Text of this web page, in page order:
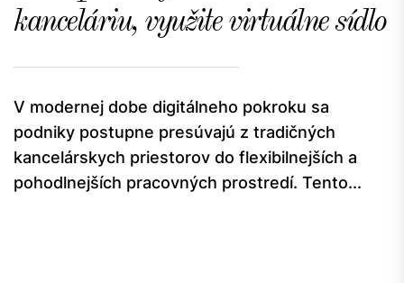
kanceláriu, využite virtuálne sídlo
V modernej dobe digitálneho pokroku sa
podniky postupne presúvajú z tradičných
kancelárskych priestorov do flexibilnejších a
pohodlnejších pracovných prostredí. Tento...